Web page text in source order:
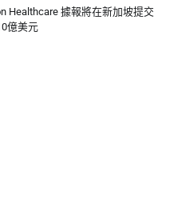
Healthcare 據報將在新加坡提交
億美元